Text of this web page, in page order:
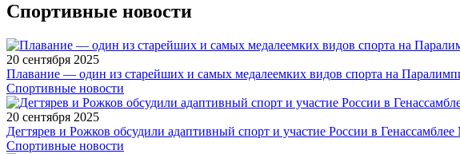
Спортивные новости
20 сентября 2025
Плавание — один из старейших и самых медалеемких видов спорта на
Спортивные новости
20 сентября 2025
Дегтярев и Рожков обсудили адаптивный спорт и участие России в
Спортивные новости